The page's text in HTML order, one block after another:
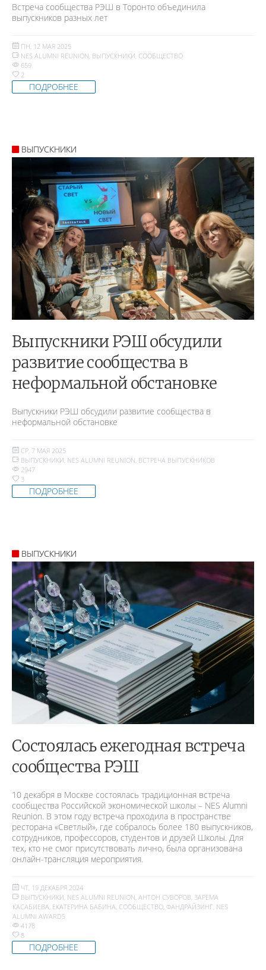
Встреча сообщества РЭШ в Торонто объединила
выпускников разных лет
ПН, 12 МАЯ 2025
NES ALUMNI REUNION ВЫПУСКНИКИ СООБЩЕСТВО
659
2
ПОДРОБНЕЕ
ВЫПУСКНИКИ
Выпускники РЭШ обсудили
развитие сообщества в
неформальной обстановке
Выпускники РЭШ обсудили развитие сообщества в
неформальной обстановке
СР, 7 МАЯ 2025
ВЫПУСКНИКИ, NES ALUMNI REUNION, ВСТРЕЧА ВЫПУСКНИКОВ
2947
3
ПОДРОБНЕЕ
ВЫПУСКНИКИ
Состоялась ежегодная встреча
сообщества РЭШ
10 декабря в Москве состоялась традиционная встреча
сообщества Российской экономической школы – NES Alumni
Reunion. В этом году встреча проходила в пространстве
ресторана «Светлый», где собралось более 180 выпускников,
сотрудников, профессоров, студентов и друзей Школы. Для
тех, кто не смог присутствовать лично, была организована
онлайн-трансляция мероприятия.
ЧТ, 19 ДЕКАБРЯ 2024
ВЫПУСКНИКИ, NES ALUMNI REUNION, АНТОН СУВОРОВ, ЗАРЕМА
КАСАБИЕВА, ЕКАТЕРИНА БАБИНА, СООБЩЕСТВО, ФАНДРАЙЗИНГ, NES
ALUMNI AWARDS
4178
8
ПОДРОБНЕЕ